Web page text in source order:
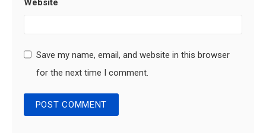
Website
Save my name, email, and website in this browser
for the next time I comment.